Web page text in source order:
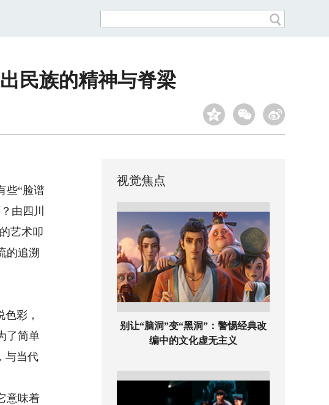
民族的精神与脊梁
些“脸谱
由四川
艺术叩
的追溯
彩，
了简单
与当代
意味着
视觉焦点
别让“脑洞”变“黑洞”：警惕经典改
编中的文化虚无主义